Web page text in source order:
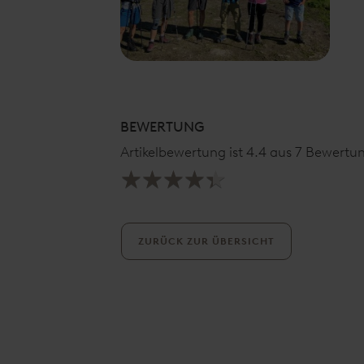
BEWERTUNG
Artikelbewertung ist 4.4 aus 7
ZURÜCK ZUR ÜBERSICHT